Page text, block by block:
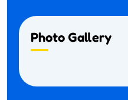
Photo Gallery